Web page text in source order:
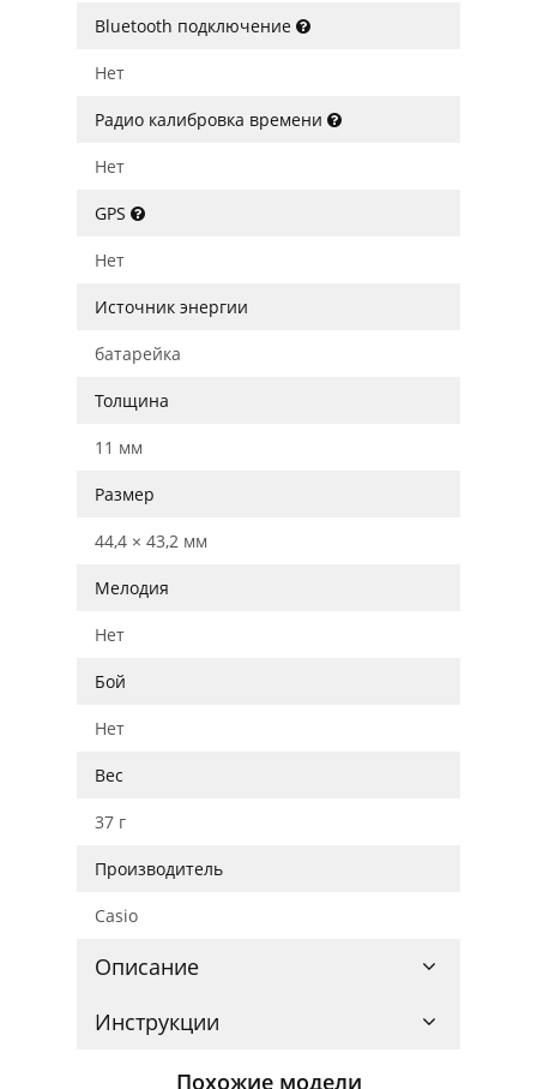
Bluetooth подключение
Нет
Радио калибровка времени
Нет
GPS
Нет
Источник энергии
батарейка
Толщина
11 мм
Размер
44,4 × 43,2 мм
Мелодия
Нет
Бой
Нет
Вес
37 г
Производитель
Casio
Описание
Инструкции
Похожие модели